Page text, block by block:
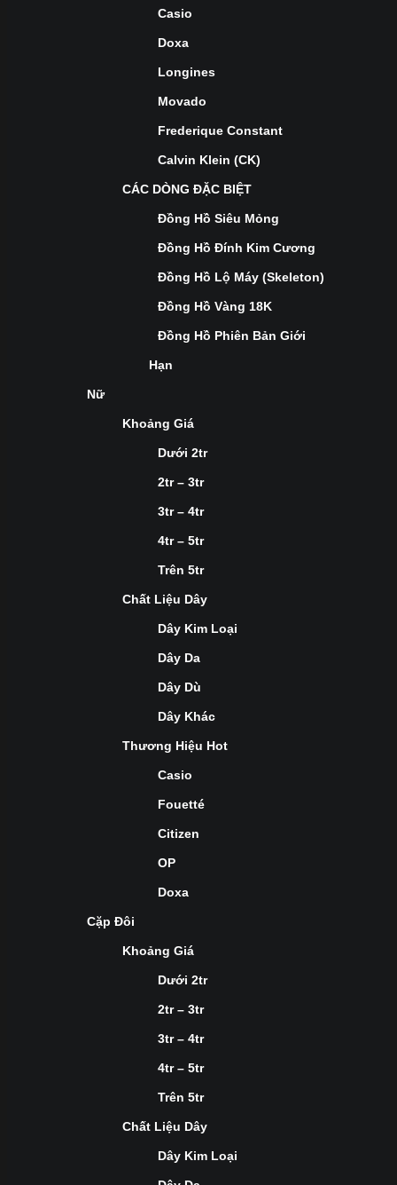
Casio
Doxa
Longines
Movado
Frederique Constant
Calvin Klein (CK)
CÁC DÒNG ĐẶC BIỆT
Đồng Hồ Siêu Mỏng
Đồng Hồ Đính Kim Cương
Đồng Hồ Lộ Máy (Skeleton)
Đồng Hồ Vàng 18K
Đồng Hồ Phiên Bản Giới
Hạn
Nữ
Khoảng Giá
Dưới 2tr
2tr – 3tr
3tr – 4tr
4tr – 5tr
Trên 5tr
Chất Liệu Dây
Dây Kim Loại
Dây Da
Dây Dù
Dây Khác
Thương Hiệu Hot
Casio
Fouetté
Citizen
OP
Doxa
Cặp Đôi
Khoảng Giá
Dưới 2tr
2tr – 3tr
3tr – 4tr
4tr – 5tr
Trên 5tr
Chất Liệu Dây
Dây Kim Loại